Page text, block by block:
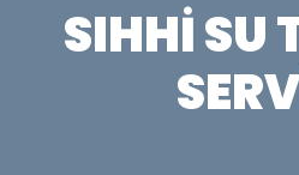
SIHHI SU